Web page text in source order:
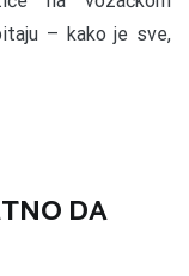
– kako je sve,
DA